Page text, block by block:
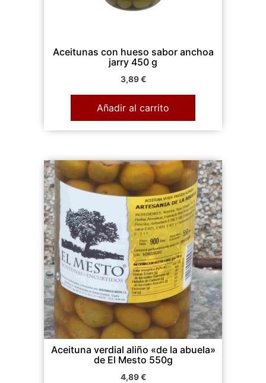
Aceitunas con hueso sabor anchoa
jarry 450 g
3,89€
Añadir al carrito
Aceituna verdial aliño «de la abuela»
de El Mesto 550g
4,89€